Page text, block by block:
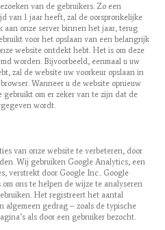
van de gebruikers. Zo een
van 1 jaar heeft, zal de oorspronkelijke
aan onze server binnen het jaar, terug
voor het opslaan van een belangrijk
website ontdekt hebt. Het is om deze
worden. Bijvoorbeeld, eenmaal u uw
zal de website uw voorkeur opslaan in
Wanneer u de website opnieuw
om er zeker van te zijn dat de
wordt.
van onze website te verbeteren, door
Wij gebruiken Google Analytics, een
verstrekt door Google Inc.. Google
ons te helpen de wijze te analyseren
Het registreert het aantal
algemeen gedrag – zoals de typische
als door een gebruiker bezocht.